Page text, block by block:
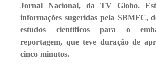
Jornal Nacional, da TV Globo.
informações sugeridas pela SBMFC,
estudos científicos para o
reportagem, que teve duração de
cinco minutos.